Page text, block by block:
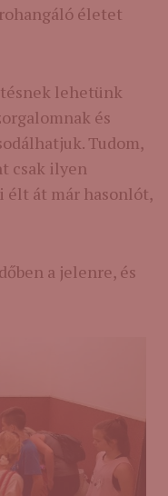
életet
lehetünk
és
Tudom,
csak ilyen
élt át már hasonlót,
a jelenre, és